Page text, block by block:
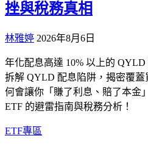
挫與稅務真相
林雅婷 2026年8月6日
年化配息高達 10% 以上的
拆解 QYLD 配息陷阱，揭密覆蓋
何會讓你「賺了利息、賠了本金
ETF 的避雷指南與稅務分析！
ETF專區